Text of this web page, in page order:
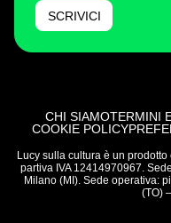
SCRIVICI
CHI SIAMOTERMINI
COOKIE POLICY
Lucy sulla cultura è un
partiva IVA 12414970967.
Milano (MI). Sede operativa:
(TO)